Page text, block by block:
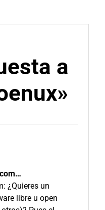
a
¿Quieres un
libre u open